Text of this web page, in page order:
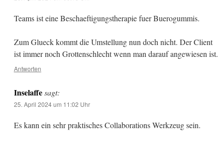
Teams ist eine Beschaeftigungstherapie fuer Buerogummis.
Zum Glueck kommt die Umstellung nun doch nicht. Der Client
ist immer noch Grottenschlecht wenn man darauf angewiesen ist.
Antworten
Inselaffe sagt:
25. April 2024 um 11:02 Uhr
Es kann ein sehr praktisches Collaborations Werkzeug sein.